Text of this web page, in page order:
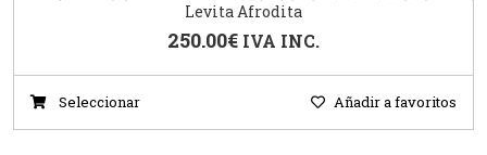
Levita Afrodita
250.00€ IVA INC.
Seleccionar Añadir a favoritos